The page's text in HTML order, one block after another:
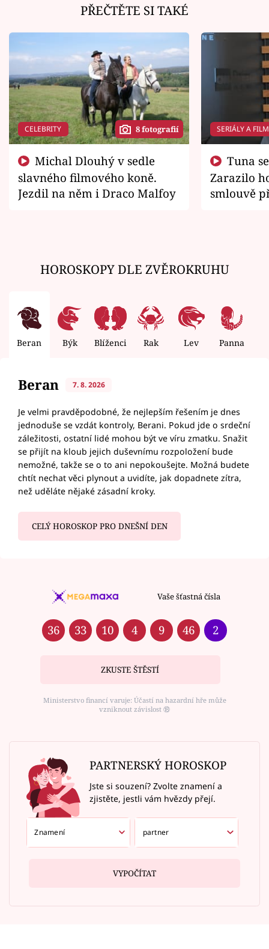
PŘEČTĚTE SI TAKÉ
CELEBRITY 8 fotografií
slavného filmového koně.
Jezdil na něm i Draco Malfoy
SERIÁLY A
Zarazilo
smlouvě
HOROSKOPY DLE ZVĚROKRUHU
Beran Býk Blíženci Rak Lev Panna
Beran 7. 8. 2026
Je velmi pravděpodobné, že nejlepším řešením je dnes
jednoduše se vzdát kontroly, Berani. Pokud jde o srdeční
záležitosti, ostatní lidé mohou být ve víru zmatku. Snažit
se přijít na kloub jejich duševnímu rozpoložení bude
nemožné, takže se o to ani nepokoušejte. Možná budete
chtít nechat věci plynout a uvidíte, jak dopadnete zítra,
než uděláte nějaké zásadní kroky.
CELÝ HOROSKOP PRO DNEŠNÍ DEN
Vaše šťastná čísla
36 33 10 4 9 46 2
ZKUSTE ŠTĚSTÍ
Ministerstvo financí varuje: Účastí na hazardní hře může
vzniknout závislost ⑱
PARTNERSKÝ HOROSKOP
Jste si souzení? Zvolte znamení a
zjistěte, jestli vám hvězdy přejí.
VYPOČÍTAT